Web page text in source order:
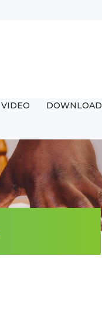
VIDEO DOWNLOAD